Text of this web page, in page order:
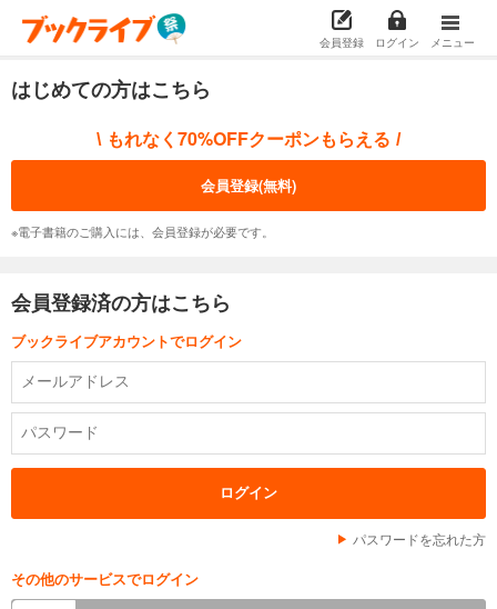
会員登録 ログイン メニュー
はじめての方はこちら
\ もれなく70%OFFクーポンもらえる /
会員登録(無料)
※電子書籍のご購入には、会員登録が必要です。
会員登録済の方はこちら
ブックライブアカウントでログイン
パスワードを忘れた方
その他のサービスでログイン